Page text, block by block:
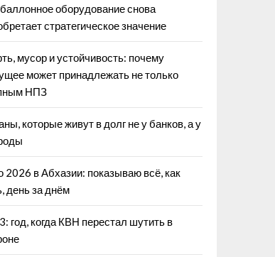
оборудование снова
стратегическое значение
мусор и устойчивость: почему
может принадлежать не только
НПЗ
которые живут в долг не у банков, а у
2026 в Абхазии: показываю всё, как
день за днём
год, когда КВН перестал шутить в